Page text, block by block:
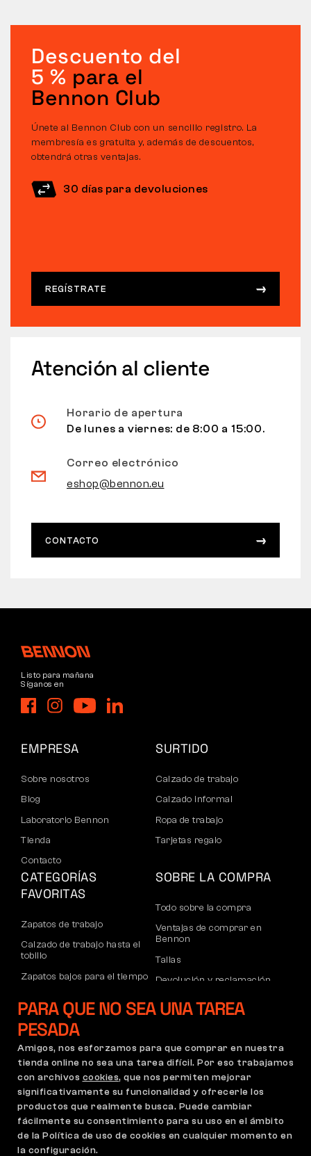
Descuento del
5 % para el
Bennon Club
Únete al Bennon Club con un sencillo registro. La
membresía es gratuita y, además de descuentos,
obtendrá otras ventajas.
30 días para devoluciones
REGÍSTRATE
Atención al cliente
Horario de apertura
De lunes a viernes: de 8:00 a 15:00.
Correo electrónico
eshop@bennon.eu
CONTACTO
Listo para mañana
Síganos en
EMPRESA
Sobre nosotros
Blog
Laboratorio Bennon
Tienda
Contacto
SURTIDO
Calzado de trabajo
Calzado informal
Ropa de trabajo
Tarjetas regalo
CATEGORÍAS
FAVORITAS
Zapatos de trabajo
Calzado de trabajo hasta el
tobillo
Zapatos bajos para el tiempo
Calzado informal de tobillo
Pantalones
Sudaderas
SOBRE LA COMPRA
Todo sobre la compra
Ventajas de comprar en
Bennon
Tallas
Devolución y reclamación
Transporte y pago
Reclamaciones y garantía
Condiciones Generales
Política de Reclamaciones
Configuración de cookies
GDPR
España | Español
PARA QUE NO SEA UNA TAREA
PESADA
Amigos, nos esforzamos para que comprar en nuestra
tienda online no sea una tarea difícil. Por eso trabajamos
con archivos cookies, que nos permiten mejorar
significativamente su funcionalidad y ofrecerle los
productos que realmente busca. Puede cambiar
fácilmente su consentimiento para su uso en el ámbito
de la Política de uso de cookies en cualquier momento en
la configuración.